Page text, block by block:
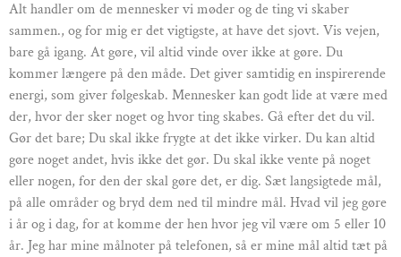
Alt handler om de mennesker vi møder og de ting vi skaber
sammen., og for mig er det vigtigste, at have det sjovt. Vis vejen,
bare gå igang. At gøre, vil altid vinde over ikke at gøre. Du
kommer længere på den måde. Det giver samtidig en inspirerende
energi, som giver følgeskab. Mennesker kan godt lide at være med
der, hvor der sker noget og hvor ting skabes. Gå efter det du vil.
Gør det bare; Du skal ikke frygte at det ikke virker. Du kan altid
gøre noget andet, hvis ikke det gør. Du skal ikke vente på noget
eller nogen, for den der skal gøre det, er dig. Sæt langsigtede mål,
på alle områder og bryd dem ned til mindre mål. Hvad vil jeg gøre
i år og i dag, for at komme der hen hvor jeg vil være om 5 eller 10
år. Jeg har mine målnoter på telefonen, så er mine mål altid tæt på